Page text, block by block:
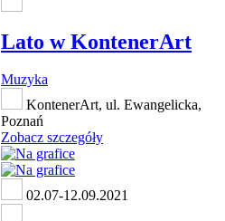
Lato w KontenerArt
Muzyka
KontenerArt, ul. Ewangelicka,
Poznań
Zobacz szczegóły
02.07-12.09.2021